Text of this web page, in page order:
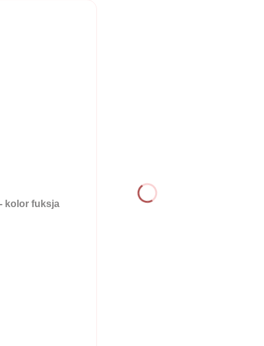
kolor fuksja